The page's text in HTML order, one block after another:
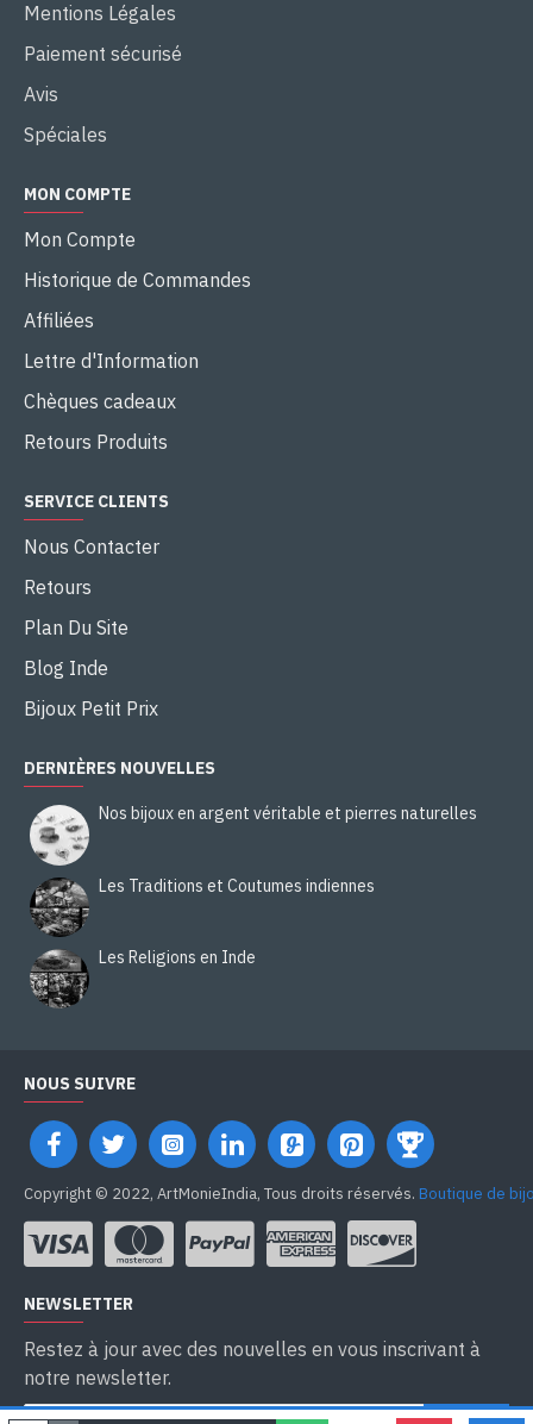
Mentions Légales
Paiement sécurisé
Avis
Spéciales
MON COMPTE
Mon Compte
Historique de Commandes
Affiliées
Lettre d'Information
Chèques cadeaux
Retours Produits
SERVICE CLIENTS
Nous Contacter
Retours
Plan Du Site
Blog Inde
Bijoux Petit Prix
DERNIÈRES NOUVELLES
Nos bijoux en argent véritable et pierres naturelles
Les Traditions et Coutumes indiennes
Les Religions en Inde
NOUS SUIVRE
Copyright © 2022, ArtMonieIndia, Tous droits réservés. Boutique de
NEWSLETTER
Restez à jour avec des nouvelles en vous inscrivant à
notre newsletter.